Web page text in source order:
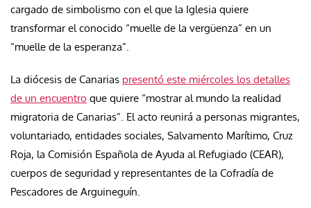
cargado de simbolismo con el que la Iglesia quiere
transformar el conocido “muelle de la vergüenza” en un
“muelle de la esperanza”.
La diócesis de Canarias presentó este miércoles los detalles
de un encuentro que quiere “mostrar al mundo la realidad
migratoria de Canarias”. El acto reunirá a personas migrantes,
voluntariado, entidades sociales, Salvamento Marítimo, Cruz
Roja, la Comisión Española de Ayuda al Refugiado (CEAR),
cuerpos de seguridad y representantes de la Cofradía de
Pescadores de Arguineguín.